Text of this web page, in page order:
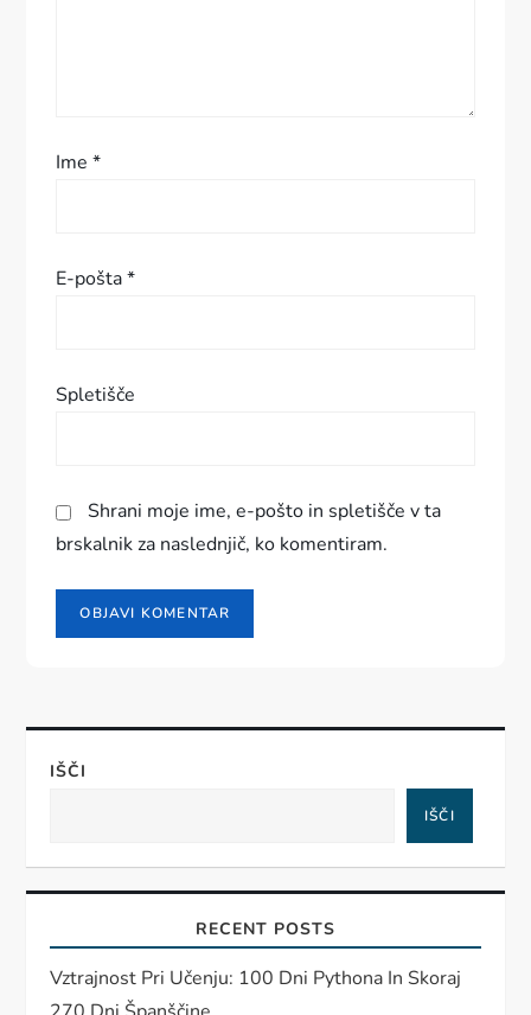
s
a
Ime*
E-pošta*
Spletišče
Shrani moje ime, e-pošto in spletišče v ta
brskalnik za naslednjič, ko komentiram.
IŠČI
IŠČI
RECENT POSTS
Vztrajnost Pri Učenju: 100 Dni Pythona In Skoraj